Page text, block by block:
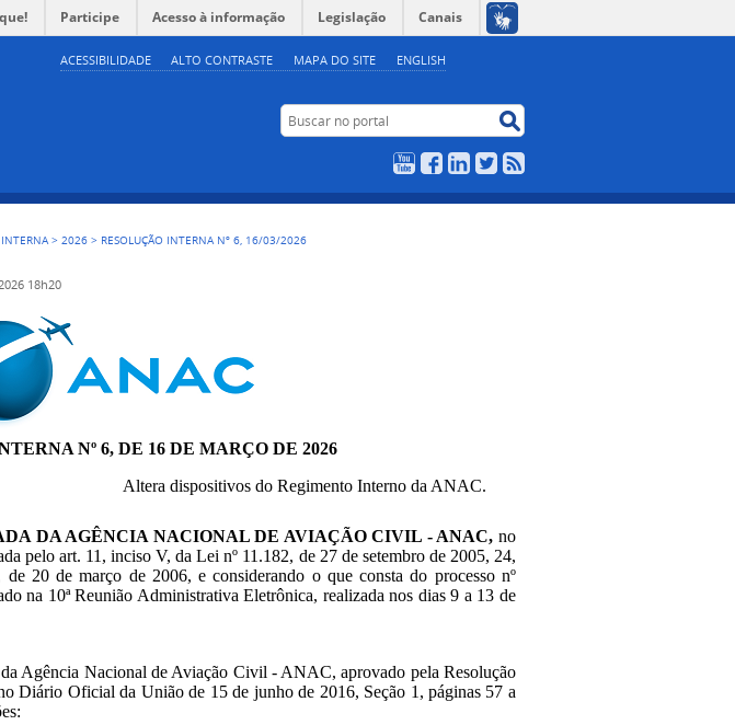
ACESSIBILIDADE ALTO CONTRASTE MAPA DO SITE ENGLISH
Participe Acesso à informação Legislação Canais
Buscar no portal
YouTubeFacebookLinkedIn
Twitter
INTERNA >2026 > RESOLUÇÃO INTERNA Nº 6, 16/03/2026
18h20
Nº 6, DE 16 DE MARÇO DE 2026
Altera dispositivos do Regimento Interno da ANAC.
DA AGÊNCIA NACIONAL DE AVIAÇÃO CIVIL - ANAC, no
pelo art. 11, inciso V, da Lei nº 11.182, de 27 de setembro de 2005, 24,
20 de março de 2006, e considerando o que consta do processo nº
na 10ª Reunião Administrativa Eletrônica, realizada nos dias 9 a 13 de
Agência Nacional de Aviação Civil - ANAC, aprovado pela Resolução
Diário Oficial da União de 15 de junho de 2016, Seção 1, páginas 57 a